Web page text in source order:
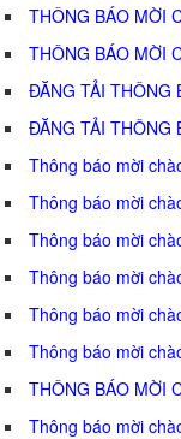
THÔNG BÁO MỜI
THÔNG BÁO MỜI
ĐĂNG TẢI THÔNG
ĐĂNG TẢI THÔNG
Thông báo mời
Thông báo mời
Thông báo mời
Thông báo mời
Thông báo mời
Thông báo mời
THÔNG BÁO MỜI
Thông báo mời